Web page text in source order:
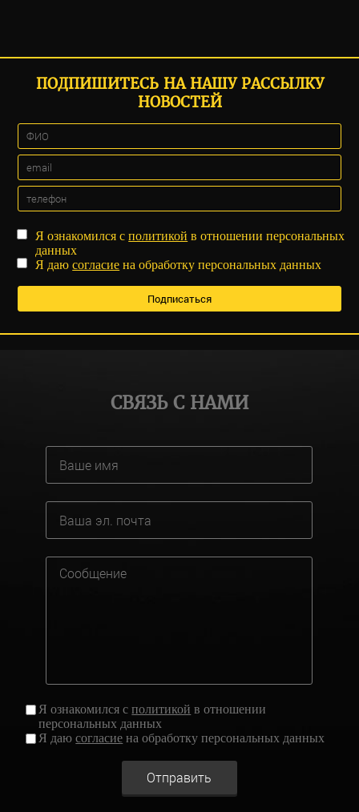
ПОДПИШИТЕСЬ НА НАШУ РАССЫЛКУ
НОВОСТЕЙ
Я ознакомился сполитикой в отношении персональных
данных
Я даюсогласие на обработку персональных данных
СВЯЗЬ С НАМИ
Я ознакомился сполитикой в отношении
персональных данных
Я даюсогласие на обработку персональных данных
Отправить